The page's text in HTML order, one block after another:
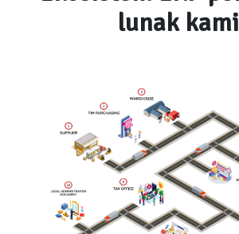
lunak kami